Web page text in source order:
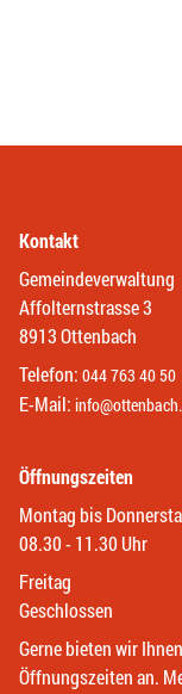
Kontakt
Gemeindeverwaltung
Affolternstrasse 3
8913 Ottenbach
Telefon: 044 763 40 50
E-Mail:
Öffnungszeiten
Montag bis
08.30 - 11.30 Uhr
Freitag
Geschlossen
Gerne bieten wir
Öffnungszeiten an.